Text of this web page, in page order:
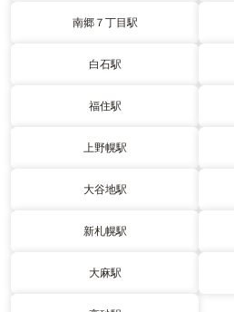
南郷７丁目駅
白石駅
福住駅
上野幌駅
大谷地駅
新札幌駅
大麻駅